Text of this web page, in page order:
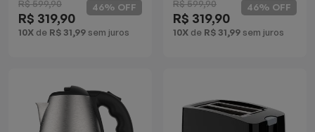
Show
R$ 599,90
R$ 319,90
10X de R$ 31,99 sem juros
46% OFF R$ 599,90
R$ 319,90
10X de R$ 31,99 sem juros
46% OFF